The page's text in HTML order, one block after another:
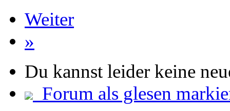
Weiter
»
Du kannst leider keine
Forum als glesen